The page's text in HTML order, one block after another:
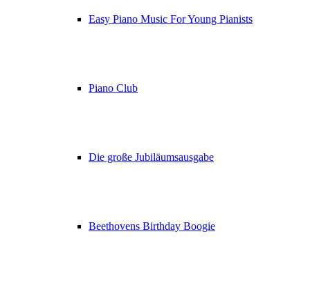
Easy Piano Music For Young Pianists
Piano Club
Die große Jubiläumsausgabe
Beethovens Birthday Boogie